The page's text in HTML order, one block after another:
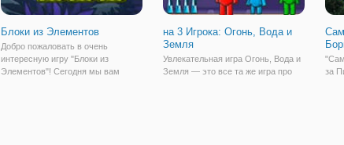
Блоки из Элементов
Добро пожаловать в очень
интересную игру "Блоки из
Элементов"! Сегодня мы вам
на 3 Игрока: Огонь, Вода и
Земля
Увлекательная игра Огонь, Вода и
Земля — это все та же игра про
за